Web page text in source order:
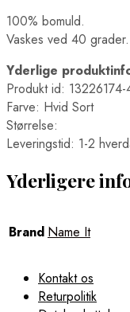
100% bomuld.
Vaskes ved 40 grader.
Yderlige
Produkt id:
Farve: Hvid Sort
Størrelse:
Leveringstid: 1-2
Yderligere
Brand Name It
Kontakt os
Returpolitik